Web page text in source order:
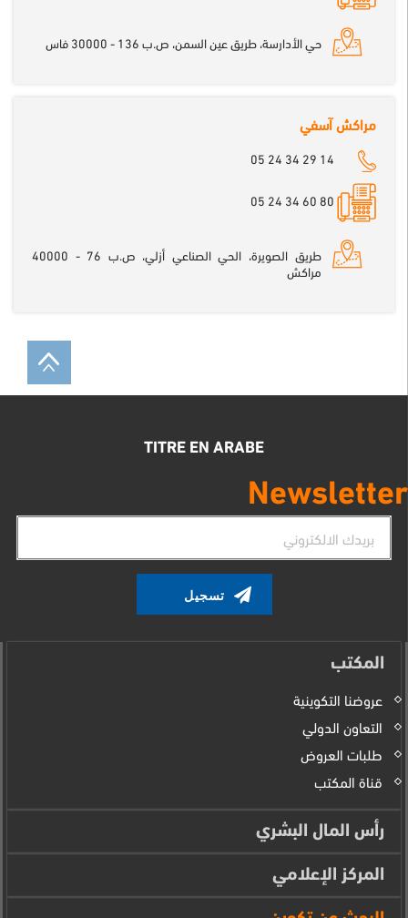
حي الأدارسة، طريق عين السمن، ص.ب 136 - 30000 فاس
مراكش آسفي
05 24 34 29 14
80 60 34 24 05
طريق الصويرة، الحي الصناعي أزلي، ص.ب 76 - 40000
مراكش
TITRE EN ARABE
Newsletter
الإلكتروني
المكتب
عروضنا التكوينية
التعاون الدولي
طلبات العروض
قناة المكتب
رأس المال البشري
المركز الإعلامي